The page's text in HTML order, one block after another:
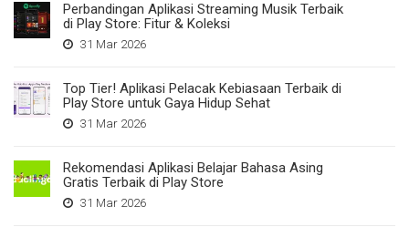
Perbandingan Aplikasi Streaming Musik Terbaik
di Play Store: Fitur & Koleksi
31 Mar 2026
Top Tier! Aplikasi Pelacak Kebiasaan Terbaik di
Play Store untuk Gaya Hidup Sehat
31 Mar 2026
Rekomendasi Aplikasi Belajar Bahasa Asing
Gratis Terbaik di Play Store
31 Mar 2026